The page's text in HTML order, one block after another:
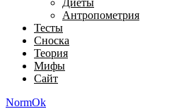
Диеты
Антропометрия
Тесты
Сноска
Теория
Мифы
Сайт
NormOk